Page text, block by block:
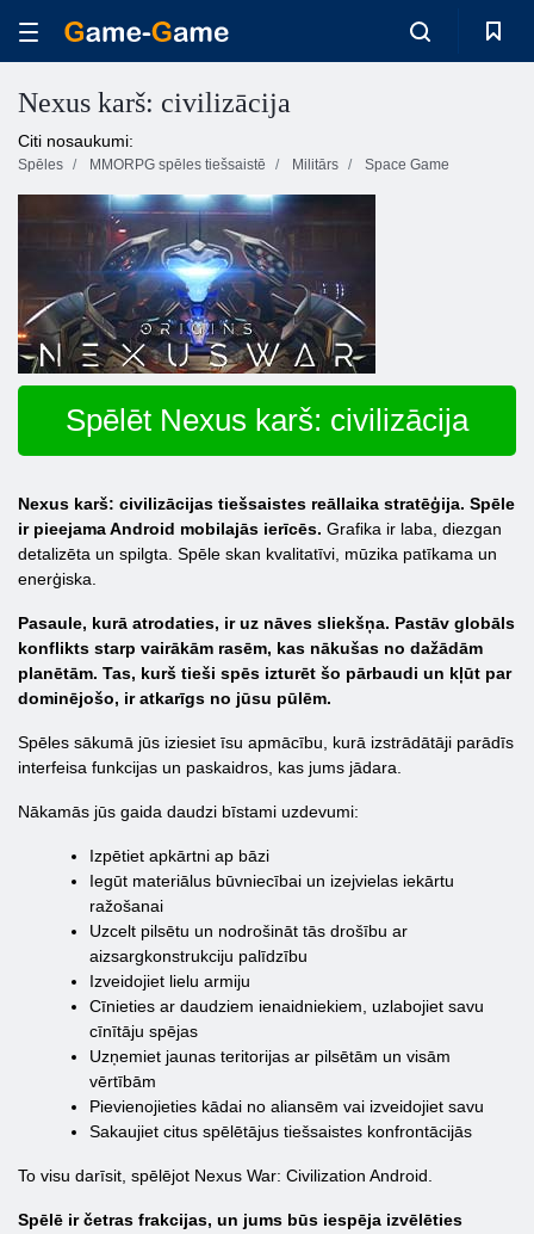
Nexus karš: civilizācija
Citi nosaukumi:
Spēles MMORPG spēles tiešsaistē Militārs Space Game
Spēlēt Nexus karš: civilizācija
Nexus karš: civilizācijas tiešsaistes reāllaika stratēģija. Spēle
ir pieejama Android mobilajās ierīcēs. Grafika ir laba, diezgan
detalizēta un spilgta. Spēle skan kvalitatīvi, mūzika patīkama un
enerģiska.
Pasaule, kurā atrodaties, ir uz nāves sliekšņa. Pastāv globāls
konflikts starp vairākām rasēm, kas nākušas no dažādām
planētām. Tas, kurš tieši spēs izturēt šo pārbaudi un kļūt par
dominējošo, ir atkarīgs no jūsu pūlēm.
Spēles sākumā jūs iziesiet īsu apmācību, kurā izstrādātāji parādīs
interfeisa funkcijas un paskaidros, kas jums jādara.
Nākamās jūs gaida daudzi bīstami uzdevumi:
Izpētiet apkārtni ap bāzi
Iegūt materiālus būvniecībai un izejvielas iekārtu
ražošanai
Uzcelt pilsētu un nodrošināt tās drošību ar
aizsargkonstrukciju palīdzību
Izveidojiet lielu armiju
Cīnieties ar daudziem ienaidniekiem, uzlabojiet savu
cīnītāju spējas
Uzņemiet jaunas teritorijas ar pilsētām un visām
vērtībām
Pievienojieties kādai no aliansēm vai izveidojiet savu
Sakaujiet citus spēlētājus tiešsaistes konfrontācijās
To visu darīsit, spēlējot Nexus War: Civilization Android.
Spēlē ir četras frakcijas, un jums būs iespēja izvēlēties